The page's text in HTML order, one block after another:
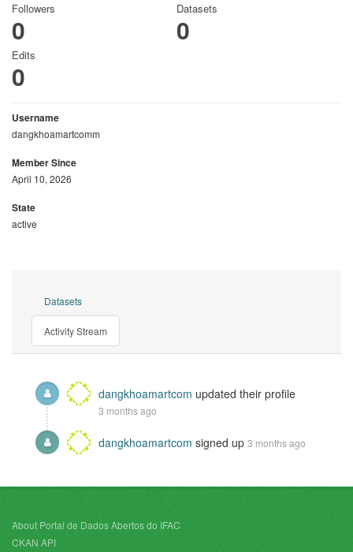
Followers
0
Datasets
0
Edits
0
Username
dangkhoamartcomm
Member Since
April 10, 2026
State
active
Datasets
Activity Stream
dangkhoamartcom updated their profile
3 months ago
dangkhoamartcom signed up 3 months ago
About Portal de Dados Abertos do IFAC
CKAN API